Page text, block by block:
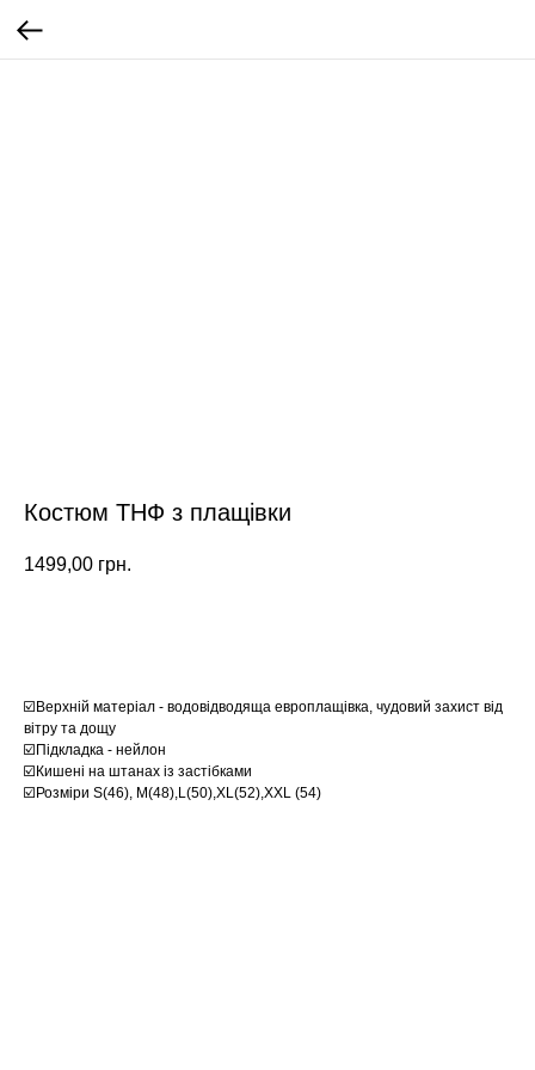
Костюм ТНФ з плащівки
1499,00 грн.
☑️Верхній матеріал - водовідводяща европлащівка, чудовий захист від
вітру та дощу
☑️Підкладка - нейлон
☑️Кишені на штанах із застібками
☑️Розміри S(46), M(48),L(50),XL(52),XXL (54)